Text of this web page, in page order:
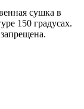
сушка в
150 градусах.